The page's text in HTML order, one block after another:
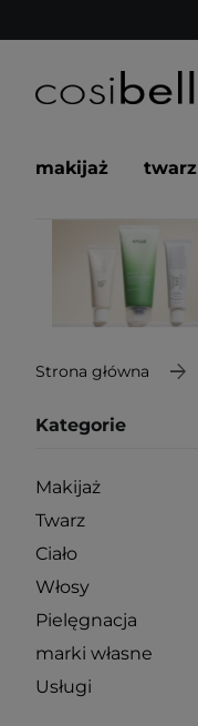
makijaż twarz
Strona główna
Kategorie
Makijaż
Twarz
Ciało
Włosy
Pielęgnacja
marki własne
Usługi